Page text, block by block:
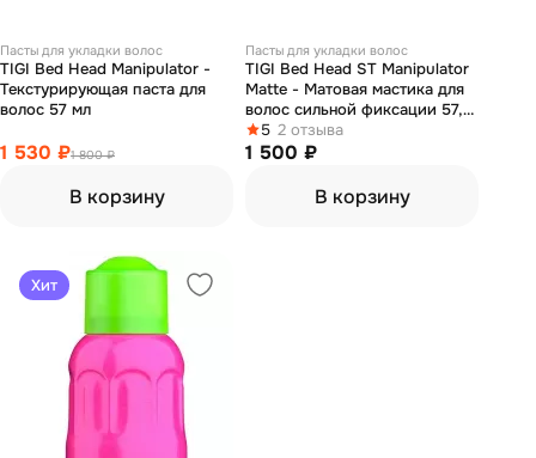
Пасты для укладки волос
TIGI Bed Head Manipulator -
Текстурирующая паста для
волос 57 мл
1 530 ₽1 800 ₽
В корзину
Пасты для укладки волос
TIGI Bed Head ST Manipulator
Matte - Матовая мастика для
волос сильной фиксации 57,5
г 5 2 отзыва
1 500 ₽
В корзину
Хит